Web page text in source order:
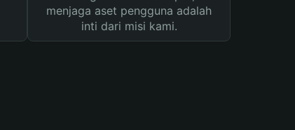
menjaga aset pengguna adalah
inti dari misi kami.